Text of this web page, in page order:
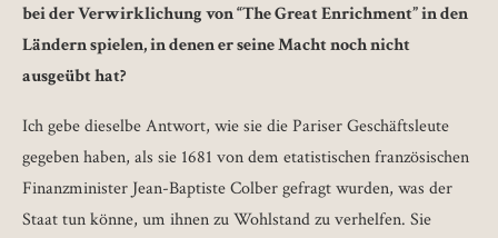
bei der Verwirklichung von “The Great Enrichment” in den
Ländern spielen, in denen er seine Macht noch nicht
ausgeübt hat?
Ich gebe dieselbe Antwort, wie sie die Pariser Geschäftsleute
gegeben haben, als sie 1681 von dem etatistischen französischen
Finanzminister Jean-Baptiste Colber gefragt wurden, was der
Staat tun könne, um ihnen zu Wohlstand zu verhelfen. Sie